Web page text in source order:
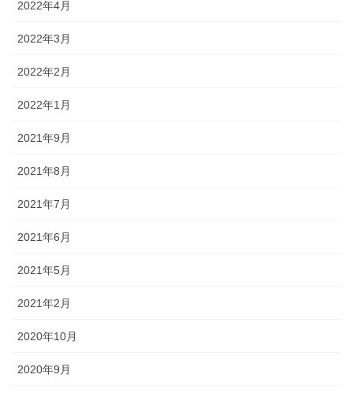
2022年4月
2022年3月
2022年2月
2022年1月
2021年9月
2021年8月
2021年7月
2021年6月
2021年5月
2021年2月
2020年10月
2020年9月